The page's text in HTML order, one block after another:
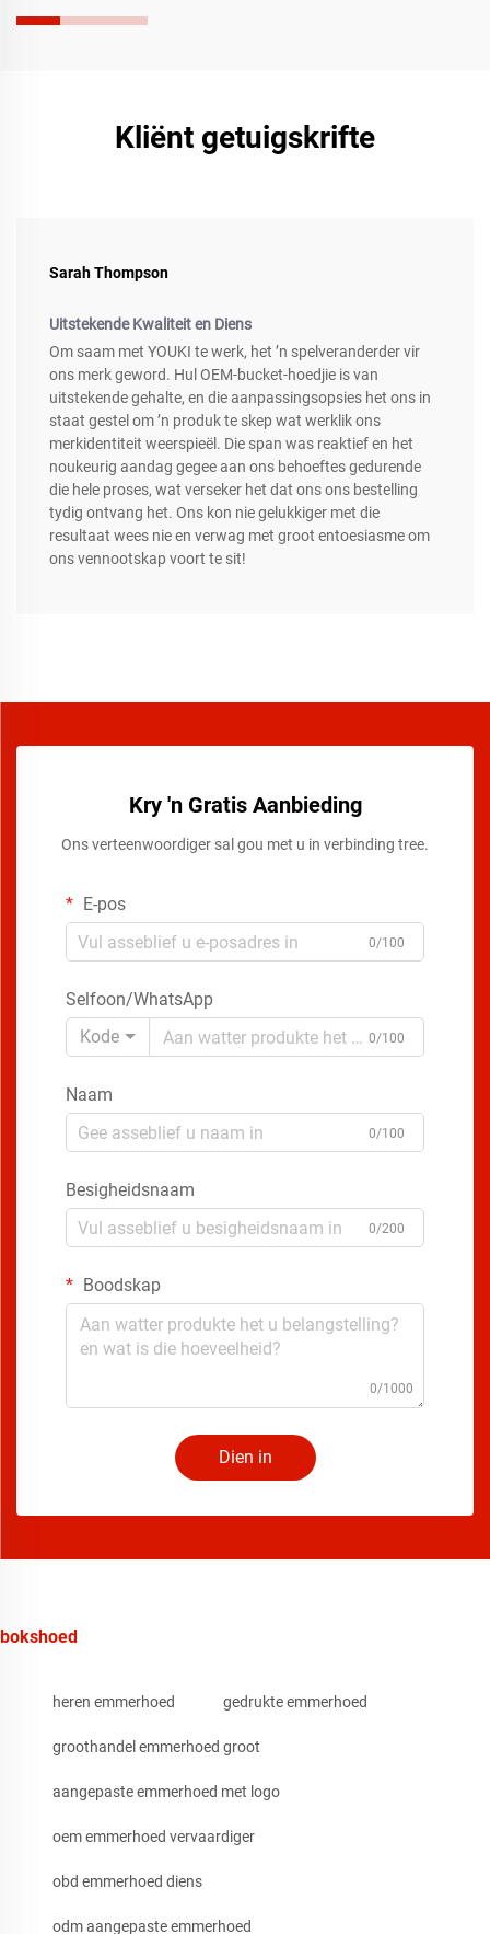
Kliënt getuigskrifte
Sarah Thompson
Uitstekende Kwaliteit en Diens
Om saam met YOUKI te werk, het ’n spelveranderder vir
ons merk geword. Hul OEM-bucket-hoedjie is van
uitstekende gehalte, en die aanpassingsopsies het ons in
staat gestel om ’n produk te skep wat werklik ons
merkidentiteit weerspieël. Die span was reaktief en het
noukeurig aandag gegee aan ons behoeftes gedurende
die hele proses, wat verseker het dat ons ons bestelling
tydig ontvang het. Ons kon nie gelukkiger met die
resultaat wees nie en verwag met groot entoesiasme om
ons vennootskap voort te sit!
Kry 'n Gratis Aanbieding
Ons verteenwoordiger sal gou met u in verbinding tree.
E-pos
0/100
Selfoon/WhatsApp
Kode
0/100
Naam
0/100
Besigheidsnaam
0/200
Boodskap
0/1000
Dien in
bokshoed
heren emmerhoed gedrukte emmerhoed
groothandel emmerhoed groot
aangepaste emmerhoed met logo
oem emmerhoed vervaardiger
obd emmerhoed diens
odm aangepaste emmerhoed